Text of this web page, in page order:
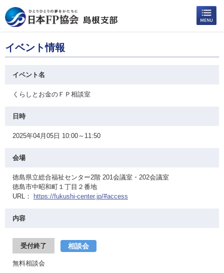
イベント情報
イベント名
くらしとお金のＦＰ相談室
日時
2025年04月05日 10:00～11:50
会場
徳島県立総合福祉センター2階 201会議室・202会議室
徳島市中昭和町１丁目２番地
URL：
https://fukushi-center.jp/#access
内容
受付終了 相談会
無料相談会